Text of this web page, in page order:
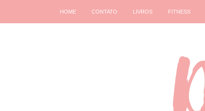
HOME CONTATO LIVROS FITNESS